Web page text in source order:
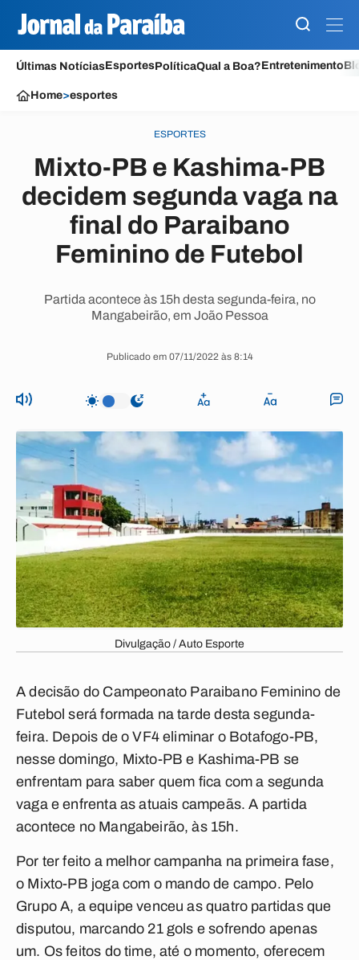
Últimas NotíciasEsportesPolíticaQual a Boa?Entretenimento
Home>esportes
ESPORTES
Mixto-PB e Kashima-PB
decidem segunda vaga na
final do Paraibano
Feminino de Futebol
Partida acontece às 15h desta segunda-feira, no
Mangabeirão, em João Pessoa
Publicado em 07/11/2022 às 8:14
Divulgação / Auto Esporte
A decisão do Campeonato Paraibano Feminino de
Futebol será formada na tarde desta segunda-
feira. Depois de o VF4 eliminar o Botafogo-PB,
nesse domingo, Mixto-PB e Kashima-PB se
enfrentam para saber quem fica com a segunda
vaga e enfrenta as atuais campeãs. A partida
acontece no Mangabeirão, às 15h.
Por ter feito a melhor campanha na primeira fase,
o Mixto-PB joga com o mando de campo. Pelo
Grupo A, a equipe venceu as quatro partidas que
disputou, marcando 21 gols e sofrendo apenas
um. Os feitos do time, até o momento, oferecem